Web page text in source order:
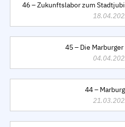
46 – Zukunftslabor zum
45 – Die Marburger
44 –